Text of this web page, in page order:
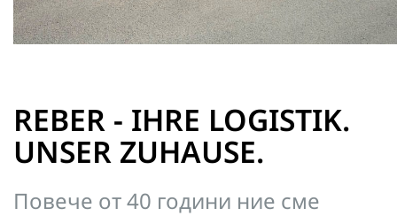
REBER - IHRE LOGISTIK.
UNSER ZUHAUSE.
Повече от 40 години ние сме